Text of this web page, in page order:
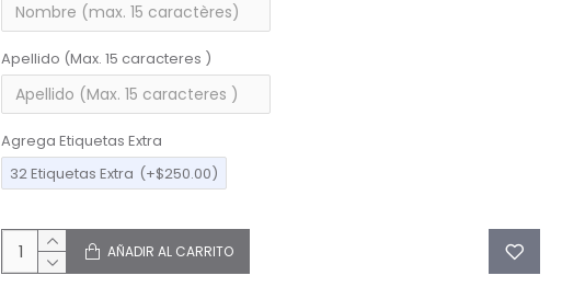
Apellido (Max. 15 caracteres )
Agrega Etiquetas Extra
32 Etiquetas Extra (+$250.00)
AÑADIR AL CARRITO